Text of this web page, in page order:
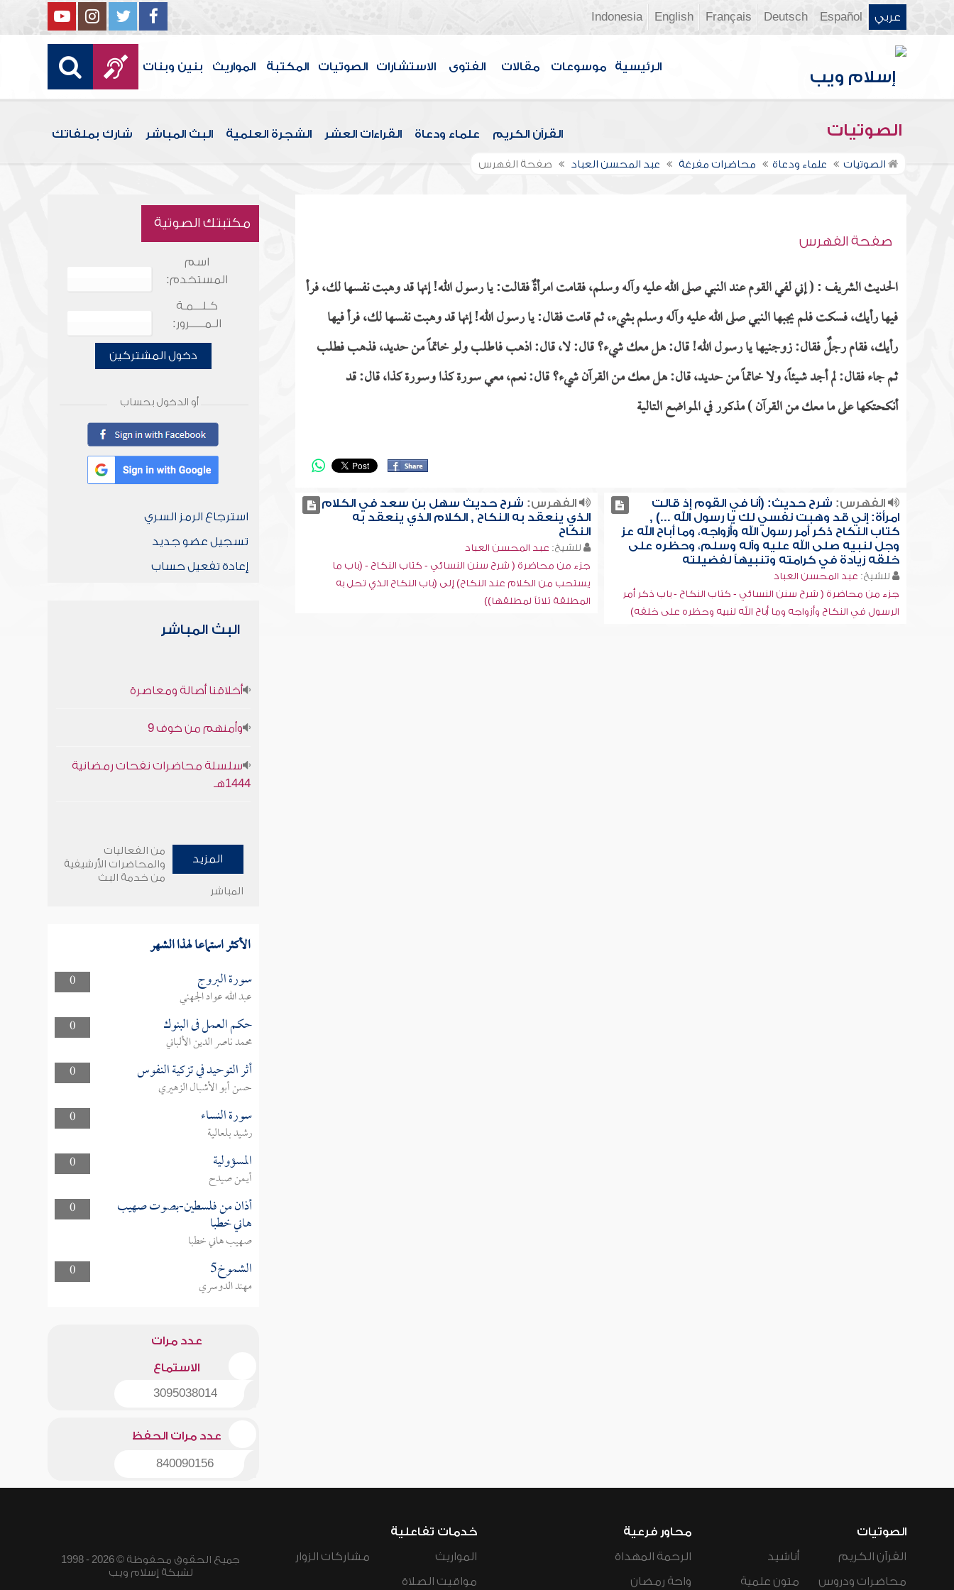
عربي Español
Deutsch
Français
English
Indonesia
الرئيسية موسوعات مقالات الفتوى الاستشارات الصوتيات المكتبة المواريث بنين وبنات
الصوتيات القرآن الكريم علماء ودعاة القراءات العشر الشجرة العلمية البث المباشر شارك بملفاتك
الصوتيات علماء ودعاة محاضرات مفرغة عبد المحسن العباد صفحة الفهرس
صفحة الفهرس
الحديث الشريف : ( إني لفي القوم عند النبي صلى الله عليه وآله وسلم، فقامت امرأةٌ فقالت: يا رسول الله! إنها قد وهبت نفسها لك، فرأ
فيها رأيك، فسكت فلم يجبها النبي صلى الله عليه وآله وسلم بشيء، ثم قامت فقال: يا رسول الله! إنها قد وهبت نفسها لك، فرأ فيها
رأيك، فقام رجلٌ فقال: زوجنيها يا رسول الله! قال: هل معك شيء؟ قال: لا، قال: اذهب فاطلب ولو خاتماً من حديد، فذهب فطلب
ثم جاء فقال: لم أجد شيئاً، ولا خاتماً من حديد، قال: هل معك من القرآن شيء؟ قال: نعم، معي سورة كذا وسورة كذا، قال: قد
أنكحتكها على ما معك من القرآن ) مذكور في المواضع التالية
الفهرس: شرح حديث: (أنا في القوم إذ قالت
امرأة: إني قد وهبت نفسي لك يا رسول الله ...) ,
كتاب النكاح ذكر أمر رسول الله وأزواجه، وما أباح الله عز
وجل لنبيه صلى الله عليه وآله وسلم، وحظره على
خلقه زيادة في كرامته وتنبيهاً لفضيلته
للشيخ: عبد المحسن العباد
جزء من محاضرة ( شرح سنن النسائي - كتاب النكاح - باب ذكر أمر
الرسول في النكاح وأزواجه وما أباح الله لنبيه وحظره على خلقه)
الفهرس: شرح حديث سهل بن سعد في الكلام
الذي ينعقد به النكاح , الكلام الذي ينعقد به
النكاح
للشيخ: عبد المحسن العباد
جزء من محاضرة ( شرح سنن النسائي - كتاب النكاح - (باب ما
يستحب من الكلام عند النكاح) إلى (باب النكاح الذي تحل به
المطلقة ثلاثاً لمطلقها))
مكتبتك الصوتية
اسم
المستخدم:
كـلـــمـة
الـمـــــرور:
دخول المشتركين
أو الدخول بحساب
استرجاع الرمز السري
تسجيل عضو جديد
إعادة تفعيل حساب
البث المباشر
أخلاقنا أصالة ومعاصرة
وأمنهم من خوف 9
سلسلة محاضرات نفحات رمضانية
1444هـ
المزيد
من الفعاليات
والمحاضرات الأرشيفية
من خدمة البث
المباشر
الأكثر استماعا لهذا الشهر
0 سورة البروج
عبد الله عواد الجهني
0
حكم العمل فى البنوك
محمد ناصر الدين الألباني
0
أثر التوحيد في تزكية النفوس
حسن أبو الأشبال الزهيري
0
سورة النساء
رشيد بلعالية
0
المسؤولية
أيمن صيدح
0
أذان من فلسطين-بصوت صهيب
هاني خطبا
صهيب هاني خطبا
0
الشموخ5
مهند الدوسري
عدد مرات
الاستماع
3095038014
عدد مرات الحفظ
840090156
الصوتيات
القرآن الكريم
محاضرات ودروس
أناشيد
متون علمية
محاور فرعية
الرحمة المهداة
واحة رمضان
خدمات تفاعلية
المواريث
مواقيت الصلاة
مشاركات الزوار
جميع الحقوق محفوظة © 2026 - 1998
لشبكة إسلام ويب